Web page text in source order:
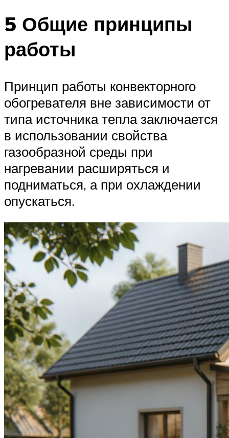
5 Общие принципы
работы
Принцип работы конвекторного
обогревателя вне зависимости от
типа источника тепла заключается
в использовании свойства
газообразной среды при
нагревании расширяться и
подниматься, а при охлаждении
опускаться.